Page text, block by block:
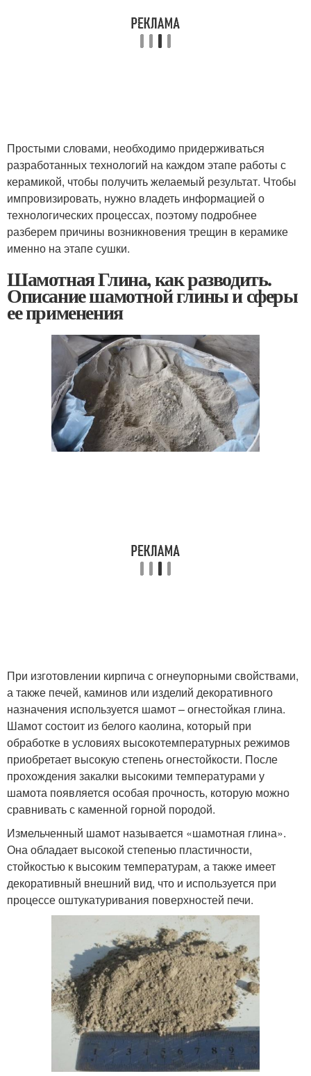
Простыми словами, необходимо придерживаться
разработанных технологий на каждом этапе работы с
керамикой, чтобы получить желаемый результат. Чтобы
импровизировать, нужно владеть информацией о
технологических процессах, поэтому подробнее
разберем причины возникновения трещин в керамике
именно на этапе сушки.
Шамотная Глина, как разводить.
Описание шамотной глины и сферы
ее применения
При изготовлении кирпича с огнеупорными свойствами,
а также печей, каминов или изделий декоративного
назначения используется шамот – огнестойкая глина.
Шамот состоит из белого каолина, который при
обработке в условиях высокотемпературных режимов
приобретает высокую степень огнестойкости. После
прохождения закалки высокими температурами у
шамота появляется особая прочность, которую можно
сравнивать с каменной горной породой.
Измельченный шамот называется «шамотная глина».
Она обладает высокой степенью пластичности,
стойкостью к высоким температурам, а также имеет
декоративный внешний вид, что и используется при
процессе оштукатуривания поверхностей печи.